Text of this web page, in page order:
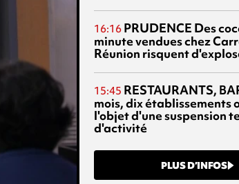
16:16 PRUDENCE Des
minute vendues chez
Réunion risquent
15:45 RESTAURANTS,
mois, dix établissements
l'objet d'une suspension
d'activité
PLUS D’INFOS